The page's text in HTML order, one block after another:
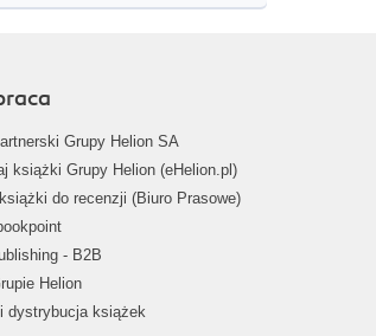
Grupy Helion SA
książki Grupy Helion (eHelion.pl)
do recenzji (Biuro Prasowe)
- B2B
Helion
dystrybucja książek